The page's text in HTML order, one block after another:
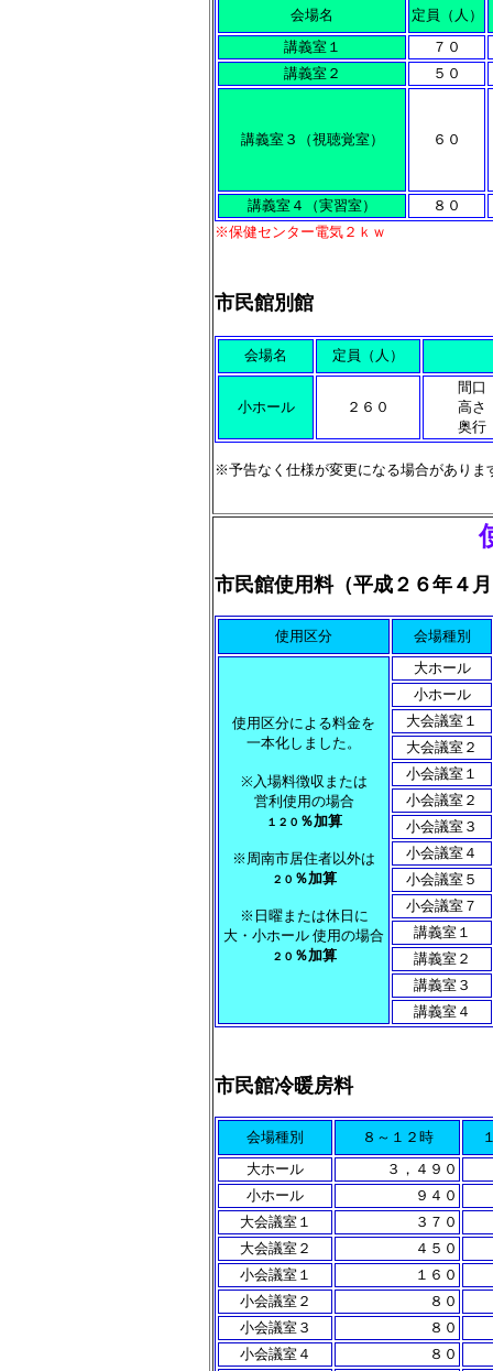
会場名
定員（人）
講義室１
７０
講義室２
５０
講義室３（視聴覚室） ６０
講義室４（実習室）
８０
※保健センター電気２ｋｗ
市民館別館
会場名 定員（人）
小ホール ２６０
間
高
奥
※予告なく仕様が変更になる場合がありま
使用
市民館使用料（平成２６年４
使用区分 会場種別
使用区分による料金を
一本化しました。
※入場料徴収または
営利使用の場合
１２０ ％加算
※周南市居住者以外は
２０ ％加算
※日曜または休日に
大・小ホール 使用の場合
２０ ％加算
大ホール
小ホール
大会議室１
大会議室２
小会議室１
小会議室２
小会議室３
小会議室４
小会議室５
小会議室７
講義室１
講義室２
講義室３
講義室４
市民館冷暖房料
会場種別 ８～１２時
大ホール
３，４９０
小ホール
９４０
大会議室１
３７０
大会議室２
４５０
小会議室１
１６０
小会議室２
８０
小会議室３
８０
小会議室４
８０